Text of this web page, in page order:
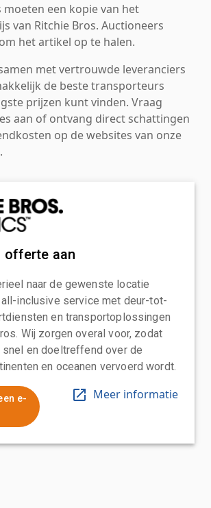
moeten een kopie van het
van Ritchie Bros. Auctioneers
het artikel op te halen.
met vertrouwde leveranciers
de beste transporteurs
prijzen kunt vinden. Vraag
aan of ontvang direct schattingen
op de websites van onze
offerte aan
naar de gewenste locatie
inclusive service met deur-tot-
en transportoplossingen
Wij zorgen overal voor, zodat
en doeltreffend over de
en oceanen vervoerd wordt.
e-
Meer informatie